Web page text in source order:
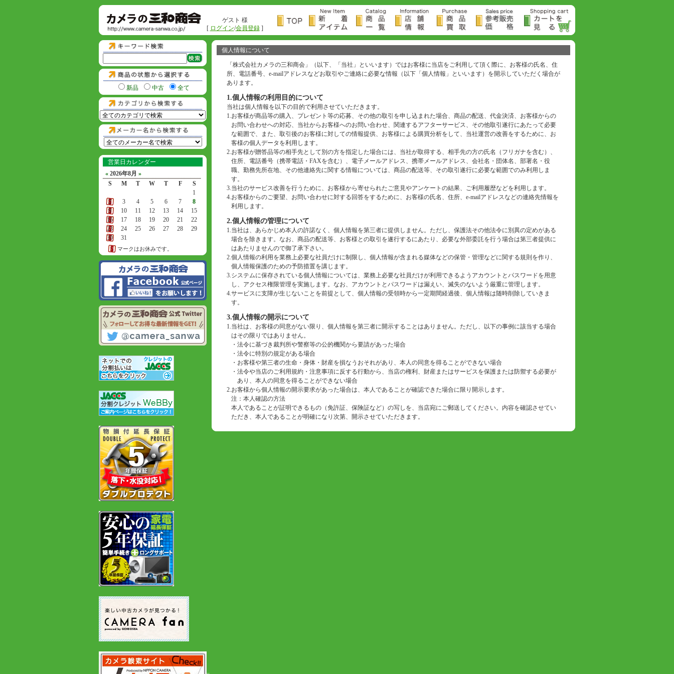
ゲスト 様
[ ログイン/会員登録]
新品 中古 全て
営業日カレンダー
« 2026年8月 »
S
M T W T F
S
1
2
3 4 5 6 7
8
9
10 11 12 13 14
15
16
17 18 19 20 21
22
23
24 25 26 27 28
29
30
31
マークはお休みです。
個人情報について
「株式会社カメラの三和商会」（以下、「当社」といいます）ではお客様に当店をご利用して頂く際に、お客様の氏名、住
所、電話番号、e-mailアドレスなどお取引やご連絡に必要な情報（以下「個人情報」といいます）を開示していただく場合が
あります。
1.個人情報の利用目的について
当社は個人情報を以下の目的で利用させていただきます。
1.お客様が商品等の購入、プレゼント等の応募、その他の取引を申し込まれた場合、商品の配送、代金決済、お客様からの
お問い合わせへの対応、当社からお客様へのお問い合わせ、関連するアフターサービス、その他取引遂行にあたって必要
な範囲で、また、取引後のお客様に対しての情報提供、お客様による購買分析をして、当社運営の改善をするために、お
客様の個人データを利用します。
2.お客様が贈答品等の相手先として別の方を指定した場合には、当社が取得する、相手先の方の氏名（フリガナを含む）、
住所、電話番号（携帯電話・FAXを含む）、電子メールアドレス、携帯メールアドレス、会社名・団体名、部署名・役
職、勤務先所在地、その他連絡先に関する情報については、商品の配送等、その取引遂行に必要な範囲でのみ利用しま
す。
3.当社のサービス改善を行うために、お客様から寄せられたご意見やアンケートの結果、ご利用履歴などを利用します。
4.お客様からのご要望、お問い合わせに対する回答をするために、お客様の氏名、住所、e-mailアドレスなどの連絡先情報を
利用します。
2.個人情報の管理について
1.当社は、あらかじめ本人の許諾なく、個人情報を第三者に提供しません。ただし、保護法その他法令に別異の定めがある
場合を除きます。なお、商品の配送等、お客様との取引を遂行するにあたり、必要な外部委託を行う場合は第三者提供に
はあたりませんので御了承下さい。
2.個人情報の利用を業務上必要な社員だけに制限し、個人情報が含まれる媒体などの保管・管理などに関する規則を作り、
個人情報保護のための予防措置を講じます。
3.システムに保存されている個人情報については、業務上必要な社員だけが利用できるようアカウントとパスワードを用意
し、アクセス権限管理を実施します。なお、アカウントとパスワードは漏えい、滅失のないよう厳重に管理します。
4.サービスに支障が生じないことを前提として、個人情報の受領時から一定期間経過後、個人情報は随時削除していきま
す。
3.個人情報の開示について
1.当社は、お客様の同意がない限り、個人情報を第三者に開示することはありません。ただし、以下の事例に該当する場合
はその限りではありません。
・ 法令に基づき裁判所や警察等の公的機関から要請があった場合
・ 法令に特別の規定がある場合
・ お客様や第三者の生命・身体・財産を損なうおそれがあり、本人の同意を得ることができない場合
・ 法令や当店のご利用規約・注意事項に反する行動から、当店の権利、財産またはサービスを保護または防禦する必要が
あり、本人の同意を得ることができない場合
2.お客様から個人情報の開示要求があった場合は、本人であることが確認できた場合に限り開示します。
注：本人確認の方法
本人であることが証明できるもの（免許証、保険証など）の写しを、当店宛にご郵送してください。内容を確認させてい
ただき、本人であることが明確になり次第、開示させていただきます。